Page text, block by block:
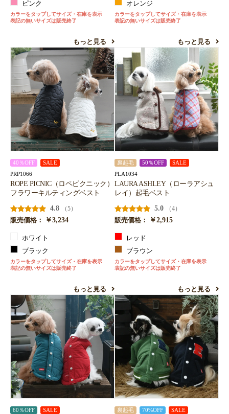
ピンク
カラーをタップしてサイズ・在庫を表示
表記の無いサイズは販売終了
もっと見る
オレンジ
カラーをタップしてサイズ・在庫を表示
表記の無いサイズは販売終了
もっと見る
40％OFF SALE
PRP1066
ROPE PICNIC（ロペピクニック）
フラワーキルティングベスト
4.8
（5）
販売価格：
￥3,234
ホワイト
ブラック
カラーをタップしてサイズ・在庫を表示
表記の無いサイズは販売終了
もっと見る
裏起毛 50％OFF SALE
PLA1034
LAURA ASHLEY（ローラアシュ
レイ）起毛ベスト
5.0
（4）
販売価格：
￥2,915
レッド
ブラウン
カラーをタップしてサイズ・在庫を表示
表記の無いサイズは販売終了
もっと見る
60％OFF SALE 裏起毛 70%OFF SALE